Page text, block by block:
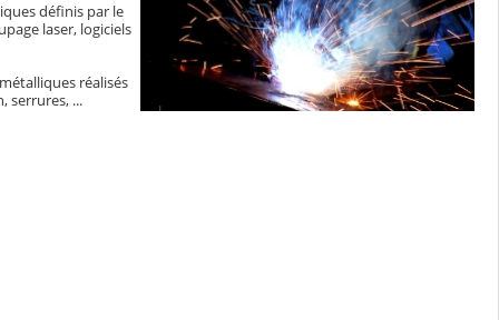
définis par le
laser, logiciels
réalisés
serrures, ...